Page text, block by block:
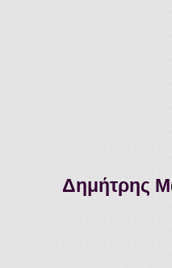
Δημήτρης